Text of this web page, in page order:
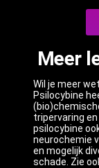
Meer
Wil je meer
Psilocybine
tripervaring
psilocybine
neurochemie
en mogelijk
schade. Zie